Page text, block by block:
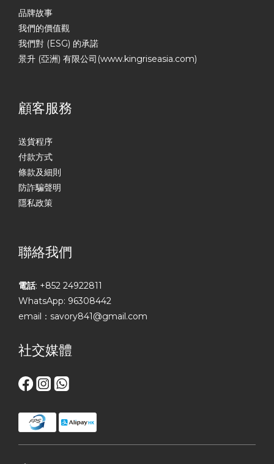
品牌故事
我們的價值觀
我們對 (ESG) 的承諾
景升 (亞洲) 有限公司(www.kingriseasia.com)
顧客服務
送貨程序
付款方式
條款及細則
防詐騙聲明
隱私政策
聯絡我們
電話: +852 24922811
WhatsApp: 96308442
email：savory841@gmail.com
社交媒體